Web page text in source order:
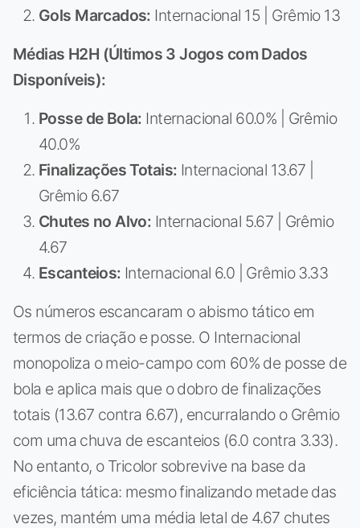
Gols Marcados: Internacional 15 | Grêmio 13
Médias H2H (Últimos 3 Jogos com Dados
Disponíveis):
Posse de Bola: Internacional 60.0% | Grêmio
40.0%
Finalizações Totais: Internacional 13.67 |
Grêmio 6.67
Chutes no Alvo: Internacional 5.67 | Grêmio
4.67
Escanteios: Internacional 6.0 | Grêmio 3.33
Os números escancaram o abismo tático em
termos de criação e posse. O Internacional
monopoliza o meio-campo com 60% de posse de
bola e aplica mais que o dobro de finalizações
totais (13.67 contra 6.67), encurralando o Grêmio
com uma chuva de escanteios (6.0 contra 3.33).
No entanto, o Tricolor sobrevive na base da
eficiência tática: mesmo finalizando metade das
vezes, mantém uma média letal de 4.67 chutes